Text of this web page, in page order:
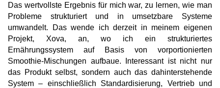
Das wertvollste Ergebnis für mich war, zu lernen, wie man
Probleme strukturiert und in umsetzbare Systeme
umwandelt. Das wende ich derzeit in meinem eigenen
Projekt, Xova, an, wo ich ein strukturiertes
Ernährungssystem auf Basis von vorportionierten
Smoothie-Mischungen aufbaue. Interessant ist nicht nur
das Produkt selbst, sondern auch das dahinterstehende
System – einschließlich Standardisierung, Vertrieb und